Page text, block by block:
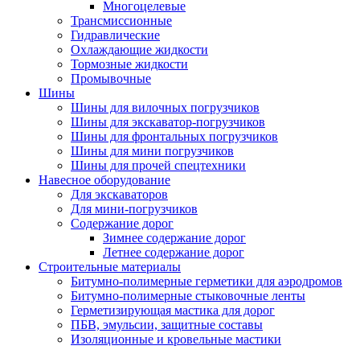
Многоцелевые
Трансмиссионные
Гидравлические
Охлаждающие жидкости
Тормозные жидкости
Промывочные
Шины
Шины для вилочных погрузчиков
Шины для экскаватор-погрузчиков
Шины для фронтальных погрузчиков
Шины для мини погрузчиков
Шины для прочей спецтехники
Навесное оборудование
Для экскаваторов
Для мини-погрузчиков
Содержание дорог
Зимнее содержание дорог
Летнее содержание дорог
Строительные материалы
Битумно-полимерные герметики для аэродромов
Битумно-полимерные стыковочные ленты
Герметизирующая мастика для дорог
ПБВ, эмульсии, защитные составы
Изоляционные и кровельные мастики